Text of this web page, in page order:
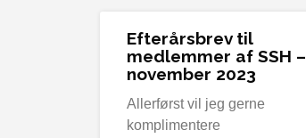
Efterårsbrev til
medlemmer af SSH –
november 2023
Allerførst vil jeg gerne
komplimentere